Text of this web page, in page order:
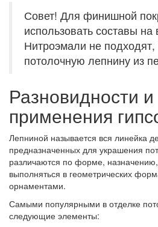
Совет! Для финишной
использовать составы
Нитроэмали не
потолочную лепнину из
Разновидности
применения
Лепниной называется вся линейка
предназначенных для украшения
различаются по форме,
выполняться в геометрических
орнаментами.
Самыми популярными в отделке
следующие элементы: